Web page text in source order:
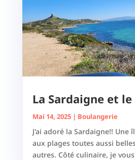
La Sardaigne et
Mai 14, 2025| Boulangerie
J'ai adoré la Sardaigne!! Une
aux plages toutes aussi
autres. Côté culinaire, je